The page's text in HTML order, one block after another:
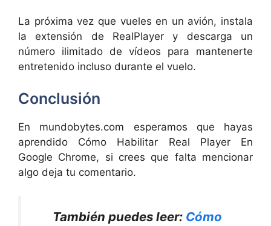
La próxima vez que vueles en un avión, instala
la extensión de RealPlayer y descarga un
número ilimitado de vídeos para mantenerte
entretenido incluso durante el vuelo.
Conclusión
En mundobytes.com esperamos que hayas
aprendido Cómo Habilitar Real Player En
Google Chrome, si crees que falta mencionar
algo deja tu comentario.
También puedes leer: Cómo